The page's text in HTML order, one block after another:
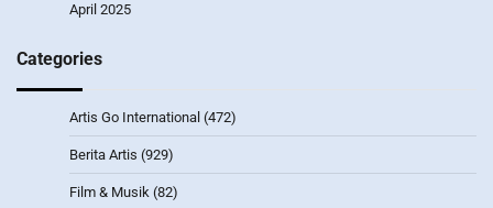
April 2025
Categories
Artis Go International (472)
Berita Artis (929)
Film & Musik (82)